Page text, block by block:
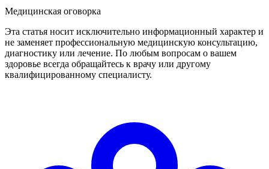
Медицинская оговорка
Эта статья носит исключительно информационный характер и
не заменяет профессиональную медицинскую консультацию,
диагностику или лечение. По любым вопросам о вашем
здоровье всегда обращайтесь к врачу или другому
квалифицированному специалисту.